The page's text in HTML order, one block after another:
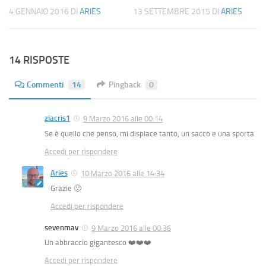
4 GENNAIO 2016 DI ARIES 13 SETTEMBRE 2015 DI ARIES
14 RISPOSTE
Commenti 14 Pingback 0
ziacris1
9 Marzo 2016 alle 00:14
Se è quello che penso, mi dispiace tanto, un sacco e una sporta
Accedi per rispondere
Aries
10 Marzo 2016 alle 14:34
Grazie 🙁
Accedi per rispondere
sevenmav
9 Marzo 2016 alle 00:36
Un abbraccio gigantesco ❤️❤️❤️
Accedi per rispondere